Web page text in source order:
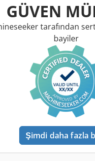
GÜVEN
tarafından
bayiler
Şimdi daha fazla